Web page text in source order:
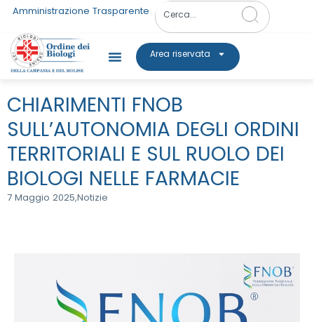
Amministrazione Trasparente
Area riservata
CHIARIMENTI FNOB
SULL’AUTONOMIA DEGLI ORDINI
TERRITORIALI E SUL RUOLO DEI
BIOLOGI NELLE FARMACIE
7 Maggio 2025,Notizie